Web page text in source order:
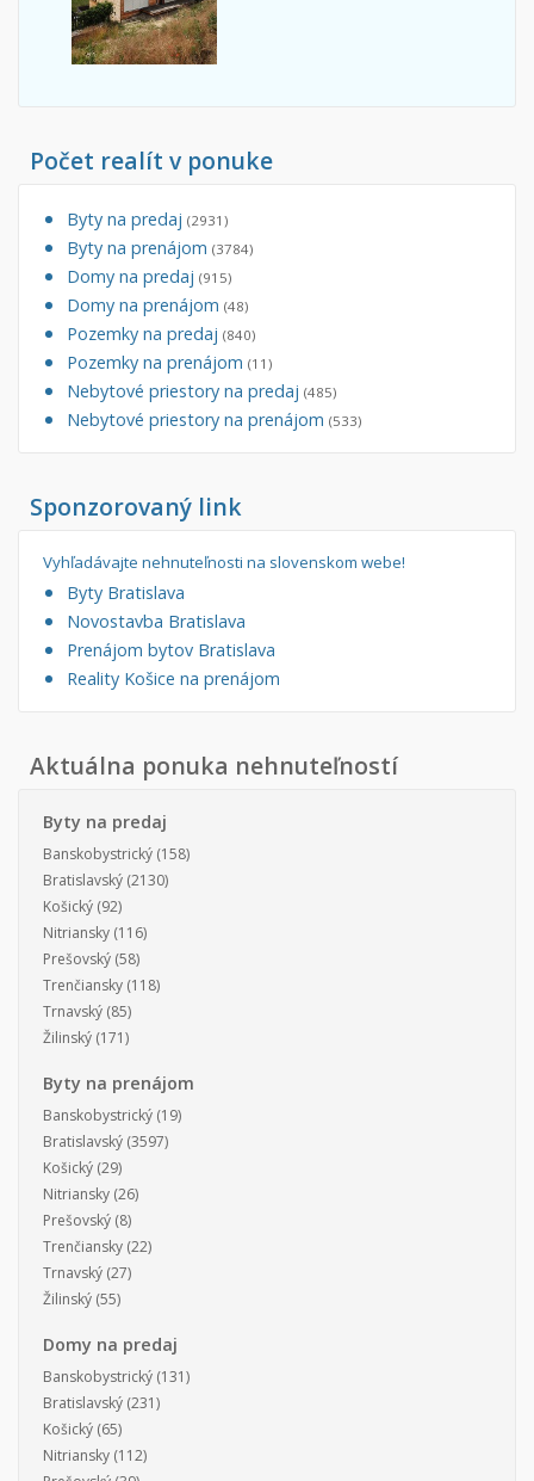
Počet realít v ponuke
Byty na predaj (2931)
Byty na prenájom (3784)
Domy na predaj (915)
Domy na prenájom (48)
Pozemky na predaj (840)
Pozemky na prenájom (11)
Nebytové priestory na predaj (485)
Nebytové priestory na prenájom (533)
Sponzorovaný link
Vyhľadávajte nehnuteľnosti na slovenskom webe!
Byty Bratislava
Novostavba Bratislava
Prenájom bytov Bratislava
Reality Košice na prenájom
Aktuálna ponuka nehnuteľností
Byty na predaj
Banskobystrický (158)
Bratislavský (2130)
Košický (92)
Nitriansky (116)
Prešovský (58)
Trenčiansky (118)
Trnavský (85)
Žilinský (171)
Byty na prenájom
Banskobystrický (19)
Bratislavský (3597)
Košický (29)
Nitriansky (26)
Prešovský (8)
Trenčiansky (22)
Trnavský (27)
Žilinský (55)
Domy na predaj
Banskobystrický (131)
Bratislavský (231)
Košický (65)
Nitriansky (112)